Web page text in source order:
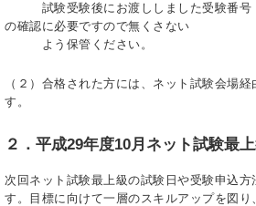
試験受験後にお渡ししました受験番号
の確認に必要ですので無くさない
よう保管ください。
（２）合格された方には、ネット試験会場
す。
２．平成29年度10月ネット試験最
次回ネット試験最上級の試験日や受験申込
す。目標に向けて一層のスキルアップを図